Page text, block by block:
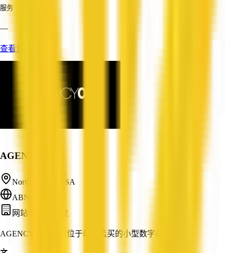
服务
—
查看资料
AGENCY09
North Adelaide, SA
ABN: —
网站与应用开发
AGENCY09是一家位于印度孟买的小型数字战略公司。